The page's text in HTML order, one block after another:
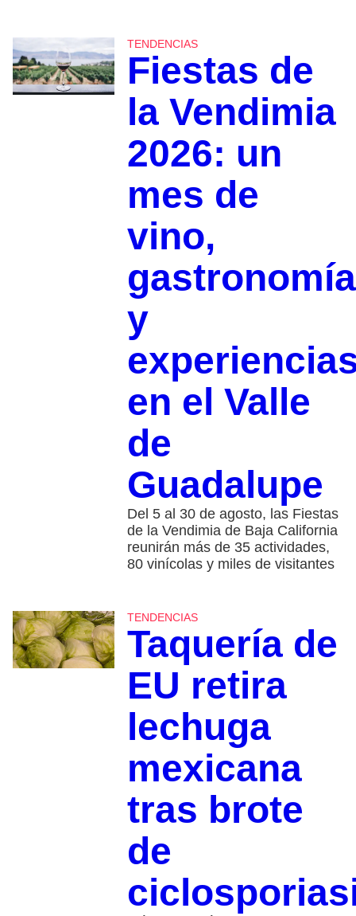
TENDENCIAS
Fiestas de
la Vendimia
2026: un
mes de
vino,
gastronomía
y
en el Valle
de
Guadalupe
Del 5 al 30 de agosto, las Fiestas
de la Vendimia de Baja California
reunirán más de 35 actividades,
80 vinícolas y miles de visitantes
TENDENCIAS
Taquería de
EU retira
lechuga
mexicana
tras brote
de